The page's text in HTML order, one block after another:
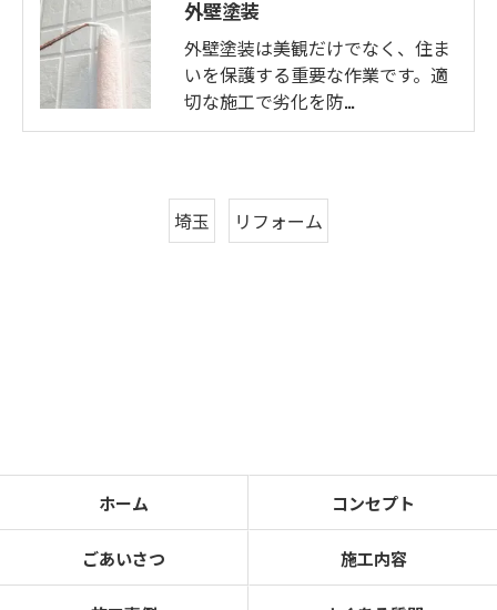
外壁塗装
外壁塗装は美観だけでなく、住ま
いを保護する重要な作業です。適
切な施工で劣化を防…
埼玉 リフォーム
ホーム コンセプト
ごあいさつ 施工内容